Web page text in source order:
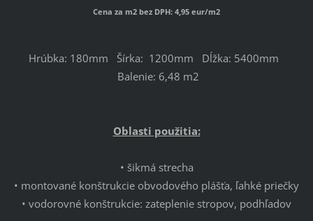
Cena za m2 bez DPH: 4,95 eur/m2
Hrúbka: 180mm Šírka: 1200mm Dĺžka: 5400mm
Balenie: 6,48 m2
Oblasti použitia:
• šikmá strecha
• montované konštrukcie obvodového plášťa, ľahké priečky
• vodorovné konštrukcie: zateplenie stropov, podhľadov